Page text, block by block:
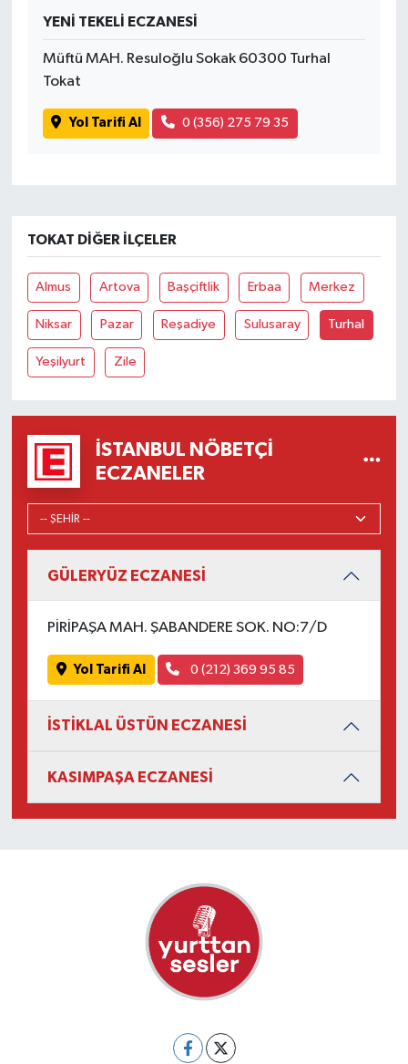
YENİ TEKELİ ECZANESİ
Müftü MAH. Resuloğlu Sokak 60300 Turhal
Tokat
Yol Tarifi Al 0 (356) 275 79 35
TOKAT DIĞER İLÇELER
Almus Artova Başçiftlik Erbaa Merkez
Niksar Pazar Reşadiye Sulusaray Turhal
Yeşilyurt Zile
İSTANBUL NÖBETÇI
ECZANELER
GÜLERYÜZ ECZANESİ
PİRİPAŞA MAH. ŞABANDERE SOK. NO:7/D
Yol Tarifi Al 0 (212) 369 95 85
İSTİKLAL ÜSTÜN ECZANESİ
KASIMPAŞA ECZANESİ